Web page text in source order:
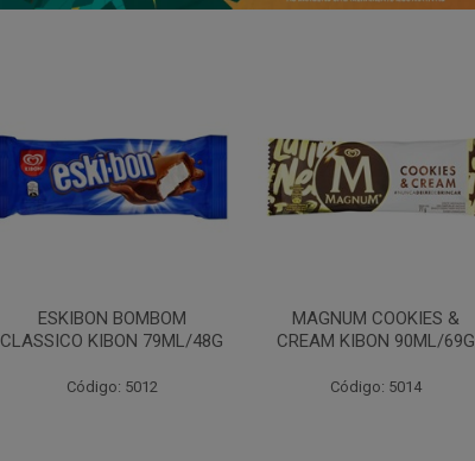
ESKIBON BOMBOM
CLASSICO KIBON 79ML/48G
Código: 5012
MAGNUM COOKIES &
CREAM KIBON 90ML/69G
Código: 5014